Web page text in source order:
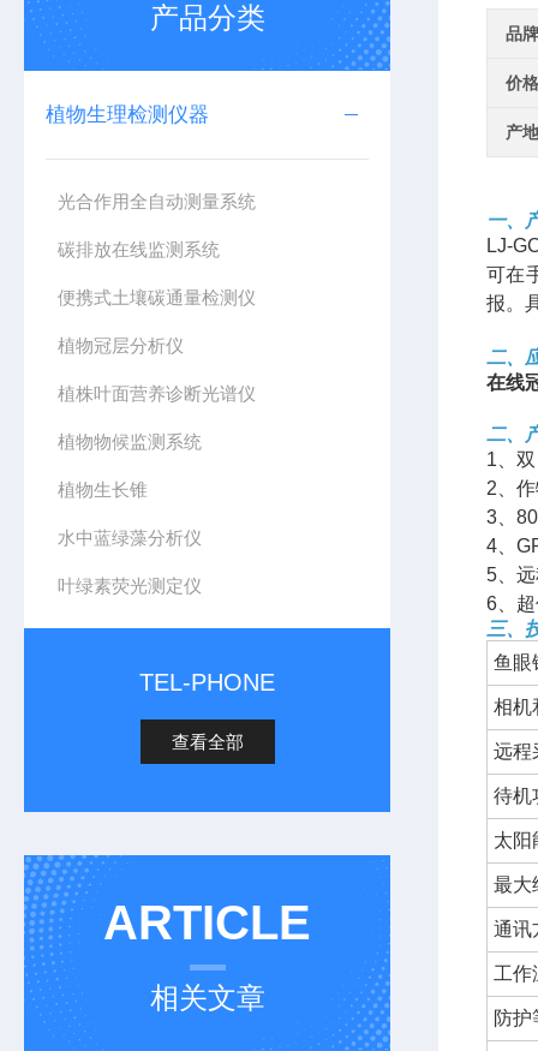
产品分类
植物生理检测仪器
光合作用全自动测量系统
碳排放在线监测系统
便携式土壤碳通量检测仪
植物冠层分析仪
植株叶面营养诊断光谱仪
植物物候监测系统
植物生长锥
水中蓝绿藻分析仪
叶绿素荧光测定仪
TEL-PHONE
查看全部
ARTICLE
相关文章
品牌
价
产
一、
LJ-
可在
报。
二、
在线
二、
1、
2、
3、
4、
5、
6、
三、
鱼眼
相机
远程
待机
太阳
最大
通讯
工作
防护